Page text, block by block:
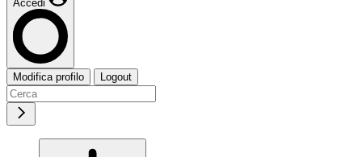
Accedi
Modifica profilo Logout